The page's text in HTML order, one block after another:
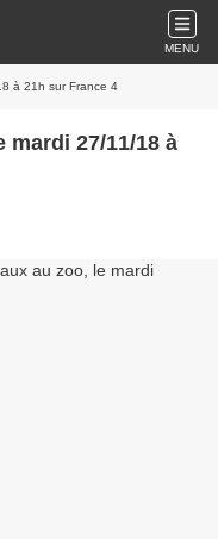
MENU
à 21h sur France 4
mardi 27/11/18 à